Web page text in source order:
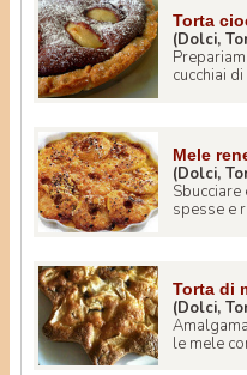
Torta
(Dolci,
cucchiai
Mele
(Dolci,
spesse e
Torta di
(Dolci,
le mele